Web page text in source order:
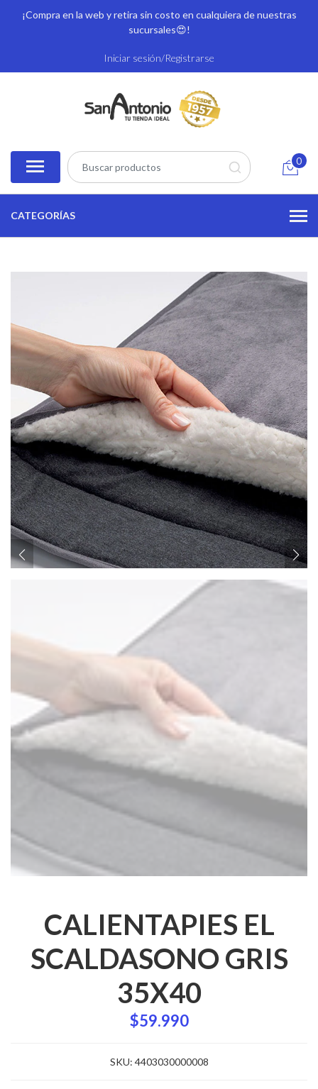
¡Compra en la web y retira sin costo en cualquiera de nuestras
sucursales😍!
Iniciar sesión/Registrarse
0
CATEGORÍAS
CALIENTAPIES EL
SCALDASONO GRIS
35X40
$59.990
SKU: 4403030000008